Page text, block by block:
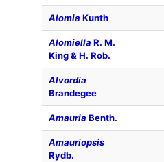
Alomia Kunth
Alomiella R. M.
King & H. Rob.
Alvordia
Brandegee
Amauria Benth.
Amauriopsis
Rydb.